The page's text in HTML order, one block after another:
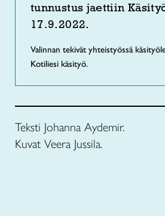
tunnustus jaettiin
17.9.2022.
Valinnan tekivät yhteistyössä
Kotiliesi käsityö.
Teksti Johanna Aydemir.
Kuvat Veera Jussila.